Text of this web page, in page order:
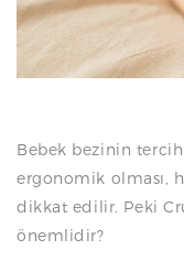
Bebek bezinin tercih
ergonomik olması,
dikkat edilir. Peki
önemlidir?